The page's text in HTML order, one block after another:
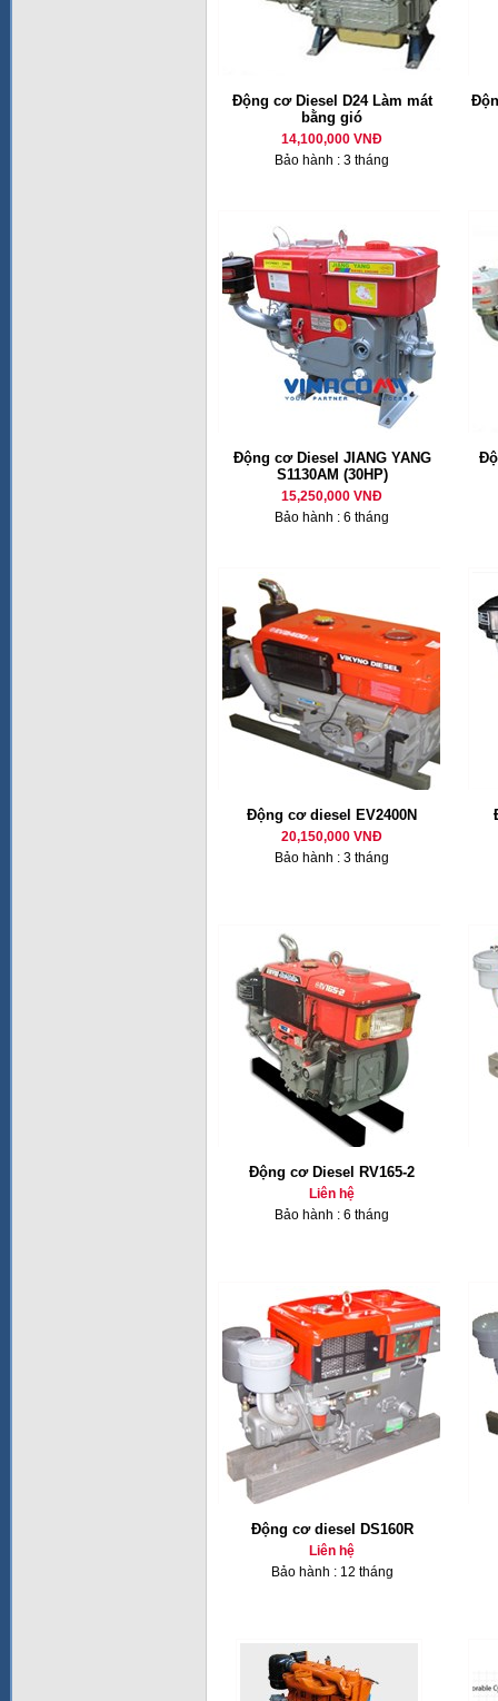
Động cơ Diesel D24 Làm mát
bằng gió
14,100,000 VNĐ
Bảo hành : 3 tháng
Động cơ Diesel JIANG YANG
S1130AM (30HP)
15,250,000 VNĐ
Bảo hành : 6 tháng
Động cơ diesel EV2400N
20,150,000 VNĐ
Bảo hành : 3 tháng
Động cơ Diesel RV165-2
Liên hệ
Bảo hành : 6 tháng
Động cơ diesel DS160R
Liên hệ
Bảo hành : 12 tháng